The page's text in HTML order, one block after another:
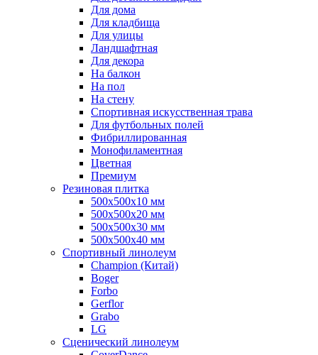
Для дома
Для кладбища
Для улицы
Ландшафтная
Для декора
На балкон
На пол
На стену
Спортивная искусственная трава
Для футбольных полей
Фибриллированная
Монофиламентная
Цветная
Премиум
Резиновая плитка
500х500х10 мм
500х500х20 мм
500х500х30 мм
500х500х40 мм
Спортивный линолеум
Champion (Китай)
Boger
Forbo
Gerflor
Grabo
LG
Сценический линолеум